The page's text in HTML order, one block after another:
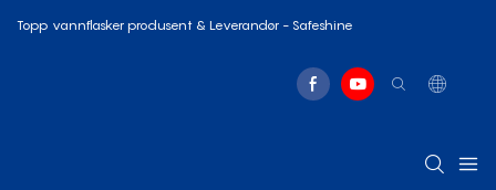
Topp vannflasker produsent & Leverandør - Safeshine